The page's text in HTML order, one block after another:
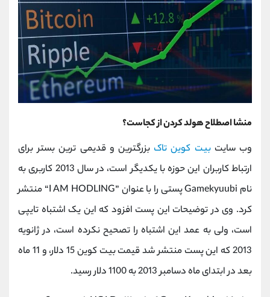
منشا اصطلاح هولد کردن از کجاست؟
وب سایتبیت کوین تاک بزرگترین و قدیمی ترین بستر برای
ارتباط کاربران این حوزه با یکدیگر است، در سال 2013 کاربری به
نام Gamekyuubiپستی را با عنوان “I AM HODLING” منتشر
کرد. وی در توضیحات این پست افزود که این یک اشتباه تایپی
است، ولی به عمد این اشتباه را تصحیح نکرده است، در ژانویه
2013 که این پست منتشر شد قیمت بیت کوین 15 دلار، و 11 ماه
بعد در ابتدای ماه دسامبر 2013 به 1100 دلار رسید.